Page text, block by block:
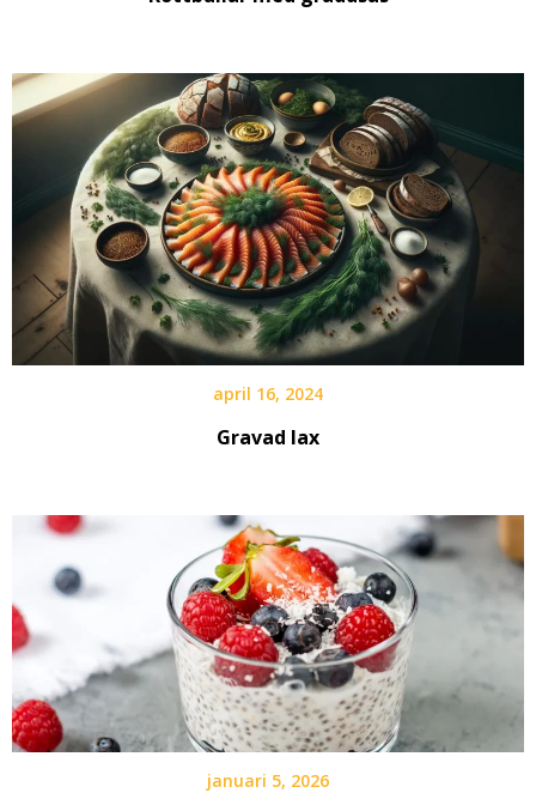
april 16, 2024
Gravad lax
januari 5, 2026